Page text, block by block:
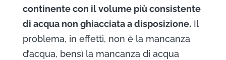
continente con il volume più consistente
di acqua non ghiacciata a disposizione. Il
problema, in effetti, non è la mancanza
d’acqua, bensì la mancanza di acqua